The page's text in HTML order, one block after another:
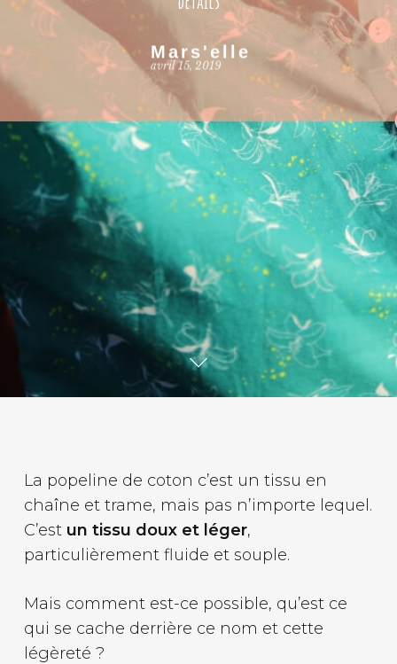
Mars'elle
avril 15, 2019
La popeline de coton c’est un tissu en
chaîne et trame, mais pas n’importe lequel.
C’est un tissu doux et léger,
particulièrement fluide et souple.
Mais comment est-ce possible, qu’est ce
qui se cache derrière ce nom et cette
légèreté ?